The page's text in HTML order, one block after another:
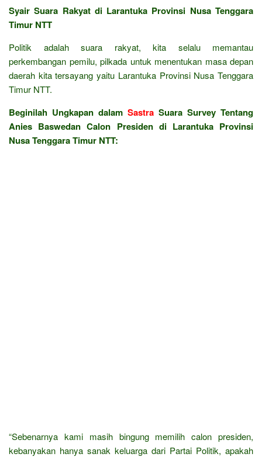
Syair Suara Rakyat di Larantuka Provinsi Nusa Tenggara
Timur NTT
Politik adalah suara rakyat, kita selalu memantau
perkembangan pemilu, pilkada untuk menentukan masa depan
daerah kita tersayang yaitu Larantuka Provinsi Nusa Tenggara
Timur NTT.
Beginilah Ungkapan dalam Sastra Suara Survey Tentang
Anies Baswedan Calon Presiden di Larantuka Provinsi
Nusa Tenggara Timur NTT:
“Sebenarnya kami masih bingung memilih calon presiden,
kebanyakan hanya sanak keluarga dari Partai Politik, apakah